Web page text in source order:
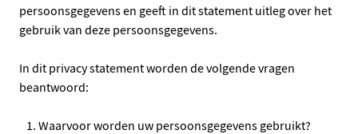
persoonsgegevens en geeft in dit statement uitleg over het
gebruik van deze persoonsgegevens.
In dit privacy statement worden de volgende vragen
beantwoord:
Waarvoor worden uw persoonsgegevens gebruikt?